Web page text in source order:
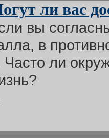
ли вас
вы
в
Часто ли